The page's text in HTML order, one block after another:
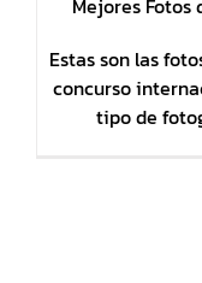
Mejores Fotos
Estas son las
concurso
tipo de